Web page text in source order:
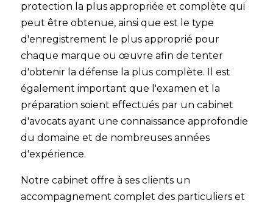
protection la plus appropriée et complète qui
peut être obtenue, ainsi que est le type
d'enregistrement le plus approprié pour
chaque marque ou œuvre afin de tenter
d'obtenir la défense la plus complète. Il est
également important que l'examen et la
préparation soient effectués par un cabinet
d'avocats ayant une connaissance approfondie
du domaine et de nombreuses années
d'expérience.
Notre cabinet offre à ses clients un
accompagnement complet des particuliers et